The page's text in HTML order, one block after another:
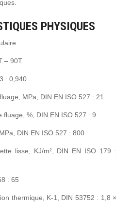
PHYSIQUES
– 90T
: 0,940
MPa, DIN EN ISO 527 : 21
fluage, %, DIN EN ISO 527 : 9
DIN EN ISO 527 : 800
lisse, KJ/m², DIN EN ISO 179 :
: 65
thermique, K-1, DIN 53752 : 1,8 ×